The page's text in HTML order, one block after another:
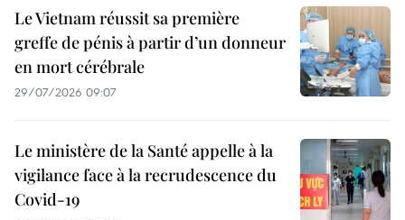
Le Vietnam réussit sa première
greffe de pénis à partir d’un donneur
en mort cérébrale
29/07/2026 09:07
Le ministère de la Santé appelle à la
vigilance face à la recrudescence du
Covid-19